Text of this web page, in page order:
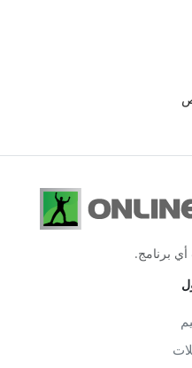
أي برنامج.